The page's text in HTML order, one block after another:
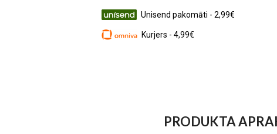
Unisend pakomāti - 2,99€
Kurjers - 4,99€
PRODUKTA